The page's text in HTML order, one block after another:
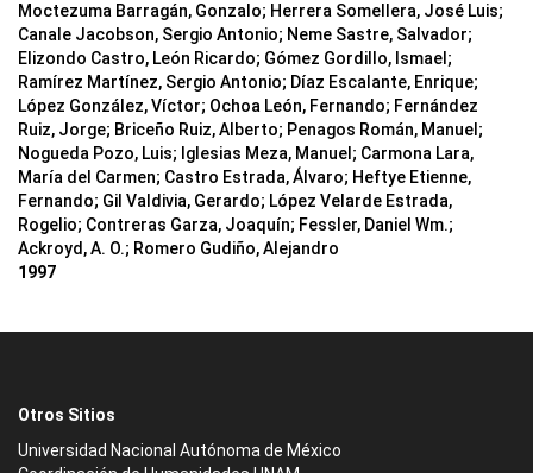
Moctezuma Barragán, Gonzalo; Herrera Somellera, José Luis;
Canale Jacobson, Sergio Antonio; Neme Sastre, Salvador;
Elizondo Castro, León Ricardo; Gómez Gordillo, Ismael;
Ramírez Martínez, Sergio Antonio; Díaz Escalante, Enrique;
López González, Víctor; Ochoa León, Fernando; Fernández
Ruiz, Jorge; Briceño Ruiz, Alberto; Penagos Román, Manuel;
Nogueda Pozo, Luis; Iglesias Meza, Manuel; Carmona Lara,
María del Carmen; Castro Estrada, Álvaro; Heftye Etienne,
Fernando; Gil Valdivia, Gerardo; López Velarde Estrada,
Rogelio; Contreras Garza, Joaquín; Fessler, Daniel Wm.;
Ackroyd, A. O.; Romero Gudiño, Alejandro
1997
Otros Sitios
Universidad Nacional Autónoma de México